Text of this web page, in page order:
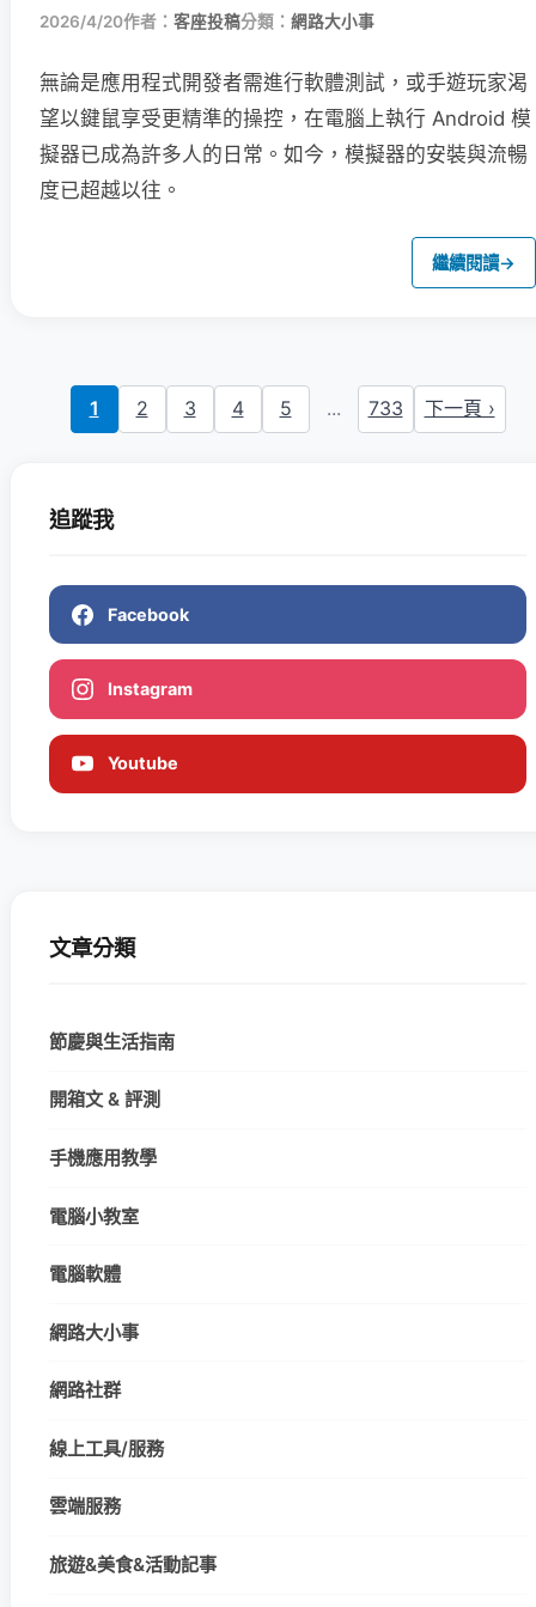
2026/4/20作者： 客座投稿分類： 網路大小事
無論是應用程式開發者需進行軟體測試，或手遊玩家渴
望以鍵鼠享受更精準的操控，在電腦上執行 Android 模
擬器已成為許多人的日常。如今，模擬器的安裝與流暢
度已超越以往。
繼續閱讀→
1 2 3 4 5 ... 733 下一頁 ›
追蹤我
Facebook
Instagram
Youtube
文章分類
節慶與生活指南
開箱文 & 評測
手機應用教學
電腦小教室
電腦軟體
網路大小事
網路社群
線上工具/服務
雲端服務
旅遊&美食&活動記事